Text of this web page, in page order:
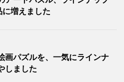
に増えました
画パズルを、一気にラインナ
しました